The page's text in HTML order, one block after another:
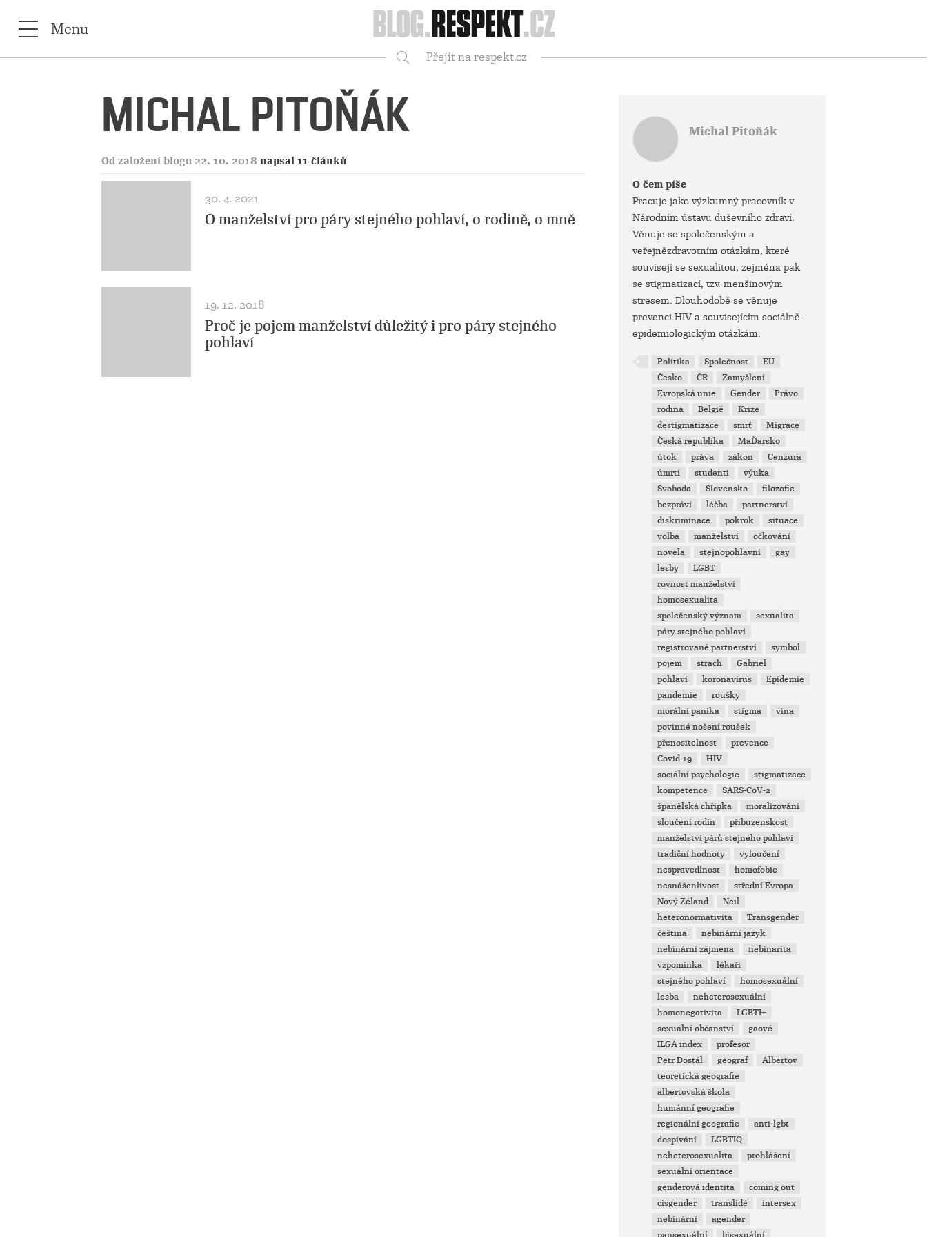
Respekt
Menu
Přejít na respekt.cz
MICHAL PITOŇÁK
Od založení blogu 22. 10. 2018 napsal 11 článků
30. 4. 2021
O manželství pro páry stejného pohlaví, o rodině, o mně
19. 12. 2018
Proč je pojem manželství důležitý i pro páry stejného
pohlaví
Michal Pitoňák
O čem píše
Pracuje jako výzkumný pracovník v
Národním ústavu duševního zdraví.
Věnuje se společenským a
veřejnězdravotním otázkám, které
souvisejí se sexualitou, zejména pak
se stigmatizací, tzv. menšinovým
stresem. Dlouhodobě se věnuje
prevenci HIV a souvisejícím sociálně-
epidemiologickým otázkám.
Politika Společnost
EU
Česko
ČR
Zamyšlení
Evropská unie
Gender
Právo
rodina
België
Krize
destigmatizace
smrť
Migrace
Česká republika
MaĎarsko
útok
práva zákon
Cenzura
úmrtí
studenti
výuka
Svoboda
Slovensko
filozofie
bezpráví
léčba
partnerství
diskriminace
pokrok
situace
volba
manželství
očkování
novela
stejnopohlavní
gay
lesby
LGBT
rovnost manželství
homosexualita
společenský význam
sexualita
páry stejného pohlaví
registrované partnerství
symbol
pojem
strach
Gabriel
pohlaví
koronavirus
Epidemie
pandemie
roušky
morální panika
stigma
vina
povinné nošení roušek
přenositelnost
prevence
Covid-19
HIV
sociální psychologie
stigmatizace
kompetence
SARS-CoV-2
španělská chřipka
moralizování
sloučení rodin
příbuzenskost
manželství párů stejného pohlaví
tradiční hodnoty
vyloučení
nespravedlnost
homofobie
nesnášenlivost
střední Evropa
Nový Zéland
Neil
heteronormativita
Transgender
čeština
nebinární jazyk
nebinární zájmena
nebinarita
vzpomínka
lékaři
stejného pohlaví
homosexuální
lesba
neheterosexuální
homonegativita
LGBTI+
sexuální občanství
gaové
ILGA index
profesor
Petr Dostál
geograf
Albertov
teoretická geografie
albertovská škola
humánní geografie
regionální geografie
anti-lgbt
dospívání
LGBTIQ
neheterosexualita
prohlášení
sexuální orientace
genderová identita
coming out
cisgender
translidé
intersex
nebinární
agender